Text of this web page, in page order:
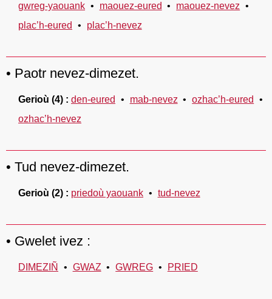
gwreg-yaouank
maouez-eured
maouez-nevez
plac’h-eured
plac’h-nevez
Paotr nevez-dimezet.
Gerioù (4) den-eured mab-nevez
ozhac’h-eured
ozhac’h-nevez
Tud nevez-dimezet.
Gerioù (2) priedoù yaouank tud-nevez
Gwelet ivez :
DIMEZIÑ GWAZ GWREG PRIED